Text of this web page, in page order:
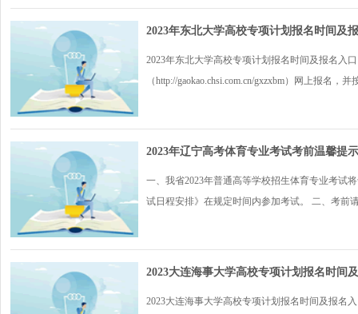
2023年东北大学高校专项计划报名时间及
2023年东北大学高校专项计划报名时间及报名入
（http://gaokao.chsi.com.cn/gxzxbm）网上报名，
2023年辽宁高考体育专业考试考前温馨提示
一、我省2023年普通高等学校招生体育专业考试
试日程安排》在规定时间内参加考试。 二、考前
2023大连海事大学高校专项计划报名时间
2023大连海事大学高校专项计划报名时间及报名